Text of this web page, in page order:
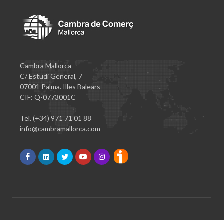
Cambra Mallorca
C/ Estudi General, 7
07001 Palma. Illes Balears
CIF: Q-0773001C
Tel. (+34) 971 71 01 88
info@cambramallorca.com